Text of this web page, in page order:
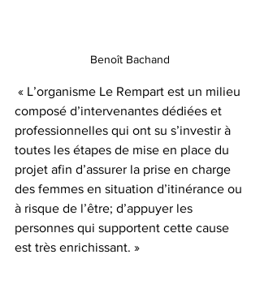
Benoît Bachand
composé d’intervenantes dédiées et
professionnelles qui ont su s’investir à
toutes les étapes de mise en place du
projet afin d’assurer la prise en charge
des femmes en situation d’itinérance ou
à risque de l’être; d’appuyer les
personnes qui supportent cette cause
est très enrichissant. »